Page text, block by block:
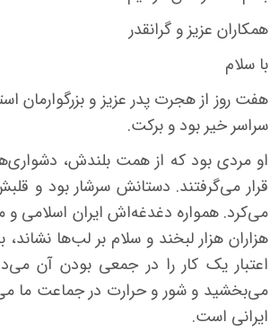
همکاران عزیز و گرانقدر
با سلام
هفت روز از هجرت پدر عزیز و
سراسر خیر بود و برکت.
او مردی بود که از همت بلندش،
قرار می‌گرفتند. دستانش سرشار بود و
می‌کرد.همواره دغدغه‌اش ایران اسلامی و
هزاران هزار لبخند و سلام بر لب‌ها
اعتبار یک کار را در جمعی بودن آن
می‌بخشید و شور و حرارت در جماعت ما
ایرانی است.